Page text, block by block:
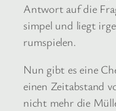
Antwort auf die
simpel und liegt
rumspielen.
Nun gibt es eine
einen Zeitabstand
nicht mehr die